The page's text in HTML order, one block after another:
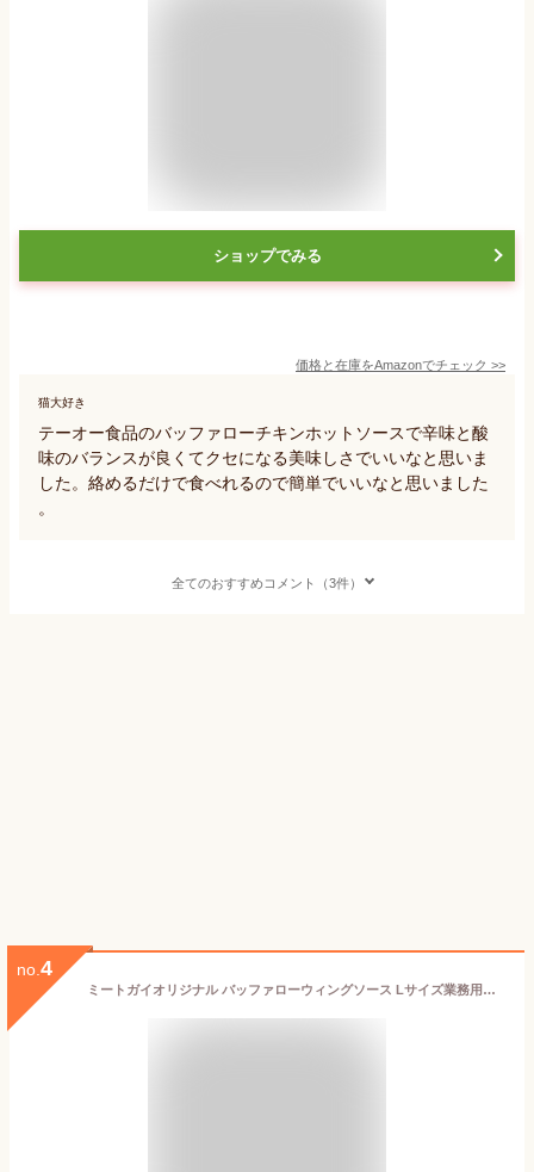
ショップでみる
価格と在庫をAmazonでチェック >>
猫大好き
テーオー食品のバッファローチキンホットソースで辛味と酸
味のバランスが良くてクセになる美味しさでいいなと思いま
した。絡めるだけで食べれるので簡単でいいなと思いました
。
全てのおすすめコメント（3件）
no. 4
ミートガイオリジナル バッファローウィングソース Lサイズ業務用（手羽元・手羽先唐揚/チキンウィングピリ辛チリソース）【ネイキッド・ウィングソース】-SP130